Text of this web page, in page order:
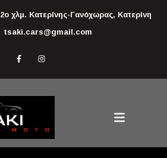
2ο χλμ. Κατερίνης-Γανόχωρας, Κατερίνη
tsaki.cars@gmail.com